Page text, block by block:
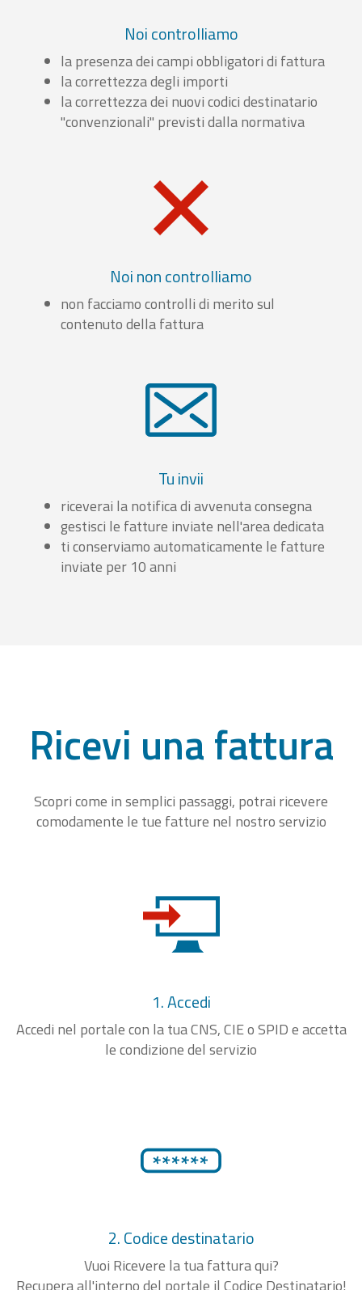
Noi controlliamo
la presenza dei campi obbligatori di fattura
la correttezza degli importi
la correttezza dei nuovi codici destinatario
"convenzionali" previsti dalla normativa
Noi non controlliamo
non facciamo controlli di merito sul
contenuto della fattura
Tu invii
riceverai la notifica di avvenuta consegna
gestisci le fatture inviate nell'area dedicata
ti conserviamo automaticamente le fatture
inviate per 10 anni
Ricevi una fattura
Scopri come in semplici passaggi, potrai ricevere
comodamente le tue fatture nel nostro servizio
1. Accedi
Accedi nel portale con la tua CNS, CIE o SPID e accetta
le condizione del servizio
2. Codice destinatario
Vuoi Ricevere la tua fattura qui?
Recupera all'interno del portale il Codice Destinatario!